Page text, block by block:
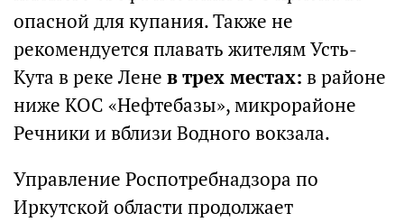
опасной для купания. Также не
рекомендуется плавать жителям Усть-
Кута в реке Лене в трех местах: в районе
ниже КОС «Нефтебазы», микрорайоне
Речники и вблизи Водного вокзала.
Управление Роспотребнадзора по
Иркутской области продолжает